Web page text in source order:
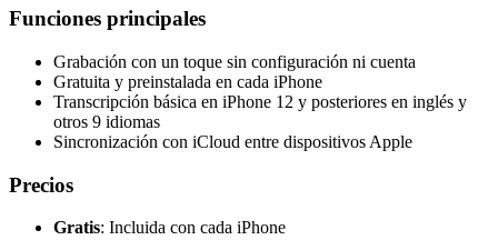
Funciones principales
Grabación con un toque sin configuración ni cuenta
Gratuita y preinstalada en cada iPhone
Transcripción básica en iPhone 12 y posteriores en inglés y
otros 9 idiomas
Sincronización con iCloud entre dispositivos Apple
Precios
Gratis: Incluida con cada iPhone